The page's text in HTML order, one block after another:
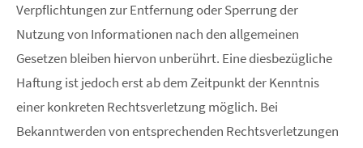
Verpflichtungen zur Entfernung oder Sperrung der
Nutzung von Informationen nach den allgemeinen
Gesetzen bleiben hiervon unberührt. Eine diesbezügliche
Haftung ist jedoch erst ab dem Zeitpunkt der Kenntnis
einer konkreten Rechtsverletzung möglich. Bei
Bekanntwerden von entsprechenden Rechtsverletzungen